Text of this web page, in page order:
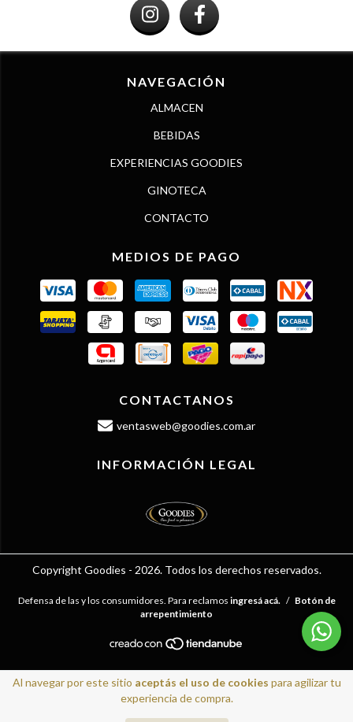
Al navegar por este sitio aceptás el uso de cookies para agilizar tu
experiencia de compra.
NAVEGACIÓN
ALMACEN
BEBIDAS
EXPERIENCIAS GOODIES
GINOTECA
CONTACTO
MEDIOS DE PAGO
CONTACTANOS
ventasweb@goodies.com.ar
INFORMACIÓN LEGAL
Copyright Goodies - 2026. Todos los derechos reservados.
Defensa de las y los consumidores. Para reclamos ingresá acá. / Botón de
arrepentimiento